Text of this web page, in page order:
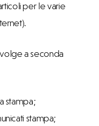
per le varie
a seconda
stampa;
stampa;